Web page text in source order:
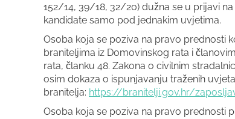
152/14, 39/18, 32/20) dužna se u prijavi
kandidate samo pod jednakim uvjetima.
Osoba koja se poziva na pravo prednosti
braniteljima iz Domovinskog rata i
rata, članku 48. Zakona o civilnim
osim dokaza o ispunjavanju traženih
branitelja: https://branitelji.gov.hr/
Osoba koja se poziva na pravo prednosti